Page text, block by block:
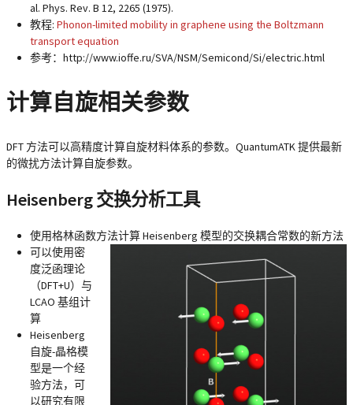
al. Phys. Rev. B 12, 2265 (1975).
教程: Phonon-limited mobility in graphene using the Boltzmann
transport equation
参考：http://www.ioffe.ru/SVA/NSM/Semicond/Si/electric.html
计算自旋相关参数
DFT 方法可以高精度计算自旋材料体系的参数。QuantumATK 提供最新
的微扰方法计算自旋参数。
Heisenberg 交换分析工具
使用格林函数方法计算 Heisenberg 模型的交换耦合常数的新方法
可以使用密
度泛函理论
（DFT+U）与
LCAO 基组计
算
Heisenberg
自旋-晶格模
型是一个经
验方法，可
以研究有限